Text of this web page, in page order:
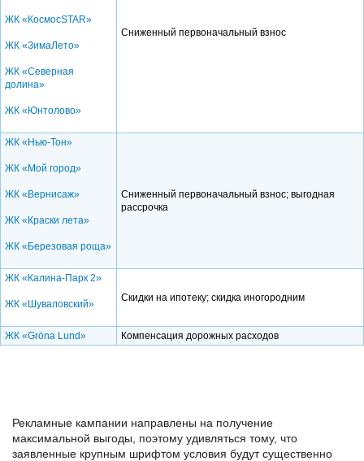
ЖК «КосмосSTAR»
ЖК «ЗимаЛето»
ЖК «Северная
долина»
ЖК «Юнтолово»
Сниженный первоначальный взнос
ЖК «Нью-Тон»
ЖК «Мой город»
ЖК «Вернисаж»
ЖК «Краски лета»
ЖК «Березовая роща»
Сниженный первоначальный взнос; выгодная
рассрочка
ЖК «Калина-Парк 2»
ЖК «Шуваловский»
Скидки на ипотеку; скидка иногородним
ЖК «Gröna Lund» Компенсация дорожных расходов
Рекламные кампании направлены на получение
максимальной выгоды, поэтому удивляться тому, что
заявленные крупным шрифтом условия будут существенно